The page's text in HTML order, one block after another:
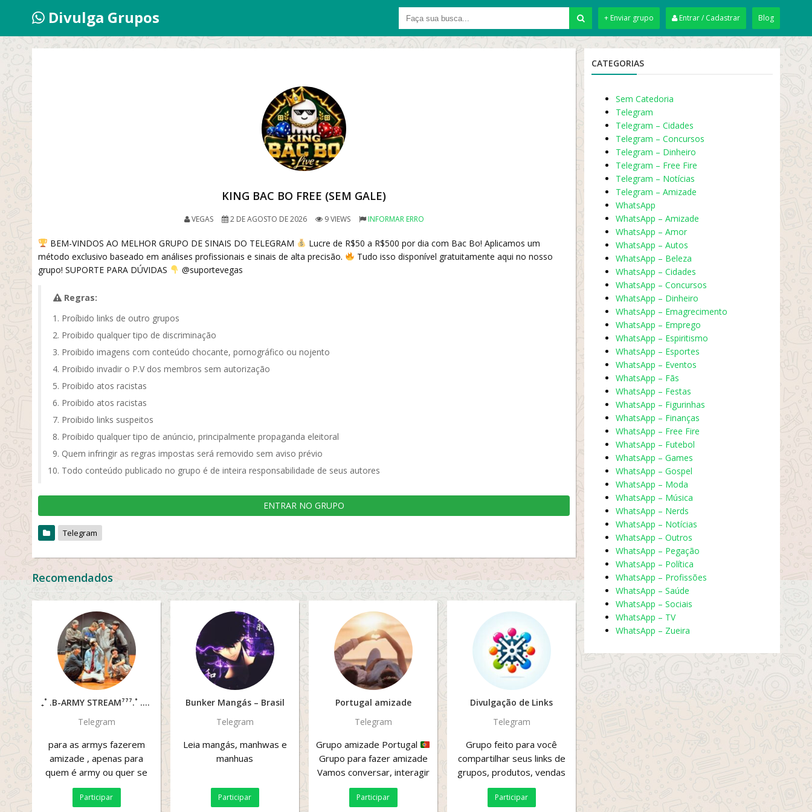
Divulga Grupos Blog
Entrar / Cadastrar
+ Enviar grupo
KING BAC BO FREE (SEM GALE)
VEGAS 2 DE AGOSTO DE 2026 9 VIEWS INFORMAR ERRO
BEM-VINDOS AO MELHOR GRUPO DE SINAIS DO TELEGRAM
Lucre de R$50 a R$500 por dia com Bac Bo! Aplicamos um
método exclusivo baseado em análises profissionais e sinais de alta precisão.
Tudo isso disponível gratuitamente aqui no nosso
grupo! SUPORTE PARA DÚVIDAS
@suportevegas
Regras:
Proíbido links de outro grupos
Proibido qualquer tipo de discriminação
Proibido imagens com conteúdo chocante, pornográfico ou nojento
Proibido invadir o P.V dos membros sem autorização
Proibido atos racistas
Proibido atos racistas
Proibido links suspeitos
Proibido qualquer tipo de anúncio, principalmente propaganda eleitoral
Quem infringir as regras impostas será removido sem aviso prévio
Todo conteúdo publicado no grupo é de inteira responsabilidade de seus autores
ENTRAR NO GRUPO
Telegram
Recomendados
₊˚ .B-ARMY STREAM⁷⁷⁷.˚ .
Telegram
para as armys fazerem
amizade , apenas para
quem é army ou quer se
tornar
Participar
Bunker Mangás – Brasil
Telegram
Leia mangás, manhwas e
manhuas
Participar
Portugal amizade
Telegram
Grupo amizade Portugal
Grupo para fazer amizade
Vamos conversar, interagir
Venha participar do
melhor...
Participar
Divulgação de Links
Telegram
Grupo feito para você
compartilhar seus links de
grupos, produtos, vendas
etc Respeite as regras
Participar
CATEGORIAS
Sem Catedoria
Telegram
Telegram – Cidades
Telegram – Concursos
Telegram – Dinheiro
Telegram – Free Fire
Telegram – Notícias
Telegram – Amizade
WhatsApp
WhatsApp – Amizade
WhatsApp – Amor
WhatsApp – Autos
WhatsApp – Beleza
WhatsApp – Cidades
WhatsApp – Concursos
WhatsApp – Dinheiro
WhatsApp – Emagrecimento
WhatsApp – Emprego
WhatsApp – Espiritismo
WhatsApp – Esportes
WhatsApp – Eventos
WhatsApp – Fãs
WhatsApp – Festas
WhatsApp – Figurinhas
WhatsApp – Finanças
WhatsApp – Free Fire
WhatsApp – Futebol
WhatsApp – Games
WhatsApp – Gospel
WhatsApp – Moda
WhatsApp – Música
WhatsApp – Nerds
WhatsApp – Notícias
WhatsApp – Outros
WhatsApp – Pegação
WhatsApp – Política
WhatsApp – Profissões
WhatsApp – Saúde
WhatsApp – Sociais
WhatsApp – TV
WhatsApp – Zueira